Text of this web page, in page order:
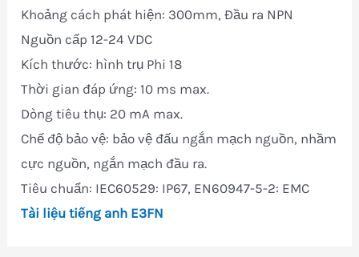
Khoảng cách phát hiện: 300mm, Đầu ra NPN
Nguồn cấp 12-24 VDC
Kích thước: hình trụ Phi 18
Thời gian đáp ứng: 10 ms max.
Dòng tiêu thụ: 20 mA max.
Chế độ bảo vệ: bảo vệ đấu ngắn mạch nguồn, nhầm
cực nguồn, ngắn mạch đầu ra.
Tiêu chuẩn: IEC60529: IP67, EN60947-5-2: EMC
Tài liệu tiếng anh E3FN